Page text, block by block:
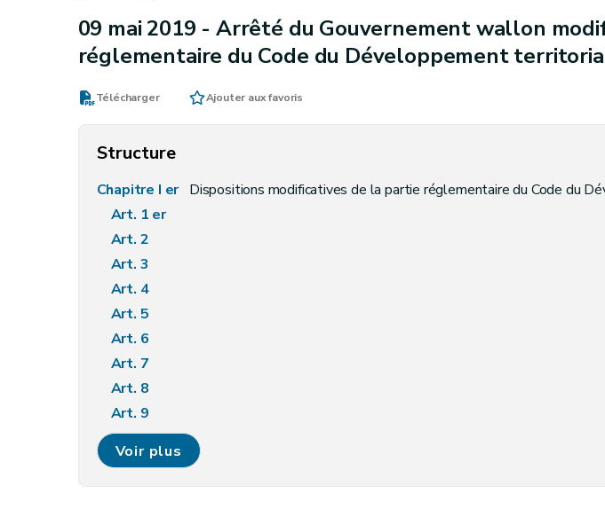
09 mai 2019 - Arrêté du Gouvernement wallon
réglementaire du Code du Développement
Télécharger Ajouter aux favoris
Structure
Chapitre I er Dispositions modificatives de la partie réglementaire du Code du
Art. 1 er
Art. 2
Art. 3
Art. 4
Art. 5
Art. 6
Art. 7
Art. 8
Art. 9
Art. 10
Art. 11
Voir plus